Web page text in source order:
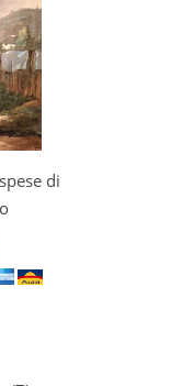
di